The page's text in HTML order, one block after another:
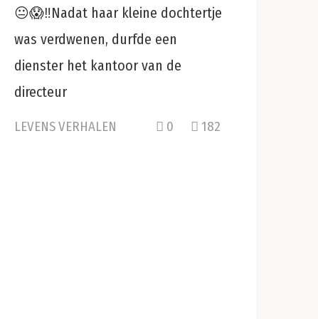
😐😱‼️Nadat haar kleine dochtertje
was verdwenen, durfde een
dienster het kantoor van de
directeur
LEVENS VERHALEN 0 182